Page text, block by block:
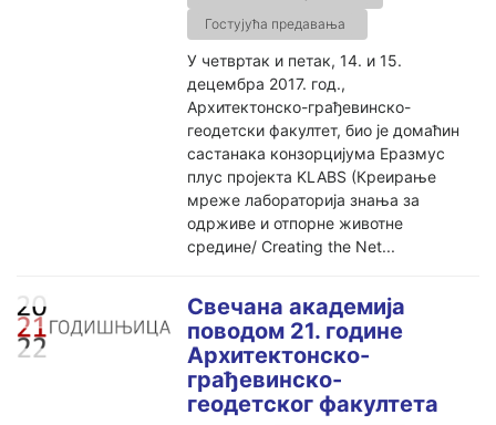
Гостујућа предавања
У четвртак и петак, 14. и 15.
децембра 2017. год.,
Архитектонско-грађевинско-
геодетски факултет, био је домаћин
састанака конзорцијума Еразмус
плус пројекта KLABS (Креирање
мреже лабораторија знања за
одрживе и отпорне животне
средине/ Creating the Net...
Свечана академија
поводом 21. године
Архитектонско-
грађевинско-
геодетског факултета